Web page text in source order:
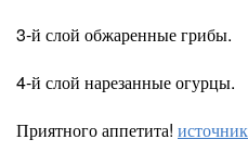
3-й слой обжаренные грибы.
4-й слой нарезанные огурцы.
Приятного аппетита! источник